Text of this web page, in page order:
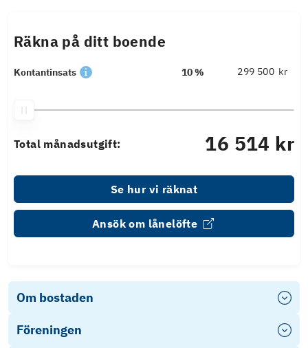
Räkna på ditt boende
Kontantinsats 10 % kr
Total månadsutgift: 16 514 kr
Se hur vi räknat
Ansök om lånelöfte
Om bostaden
Föreningen